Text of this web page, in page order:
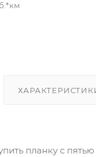
планку с